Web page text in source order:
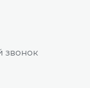
звонок